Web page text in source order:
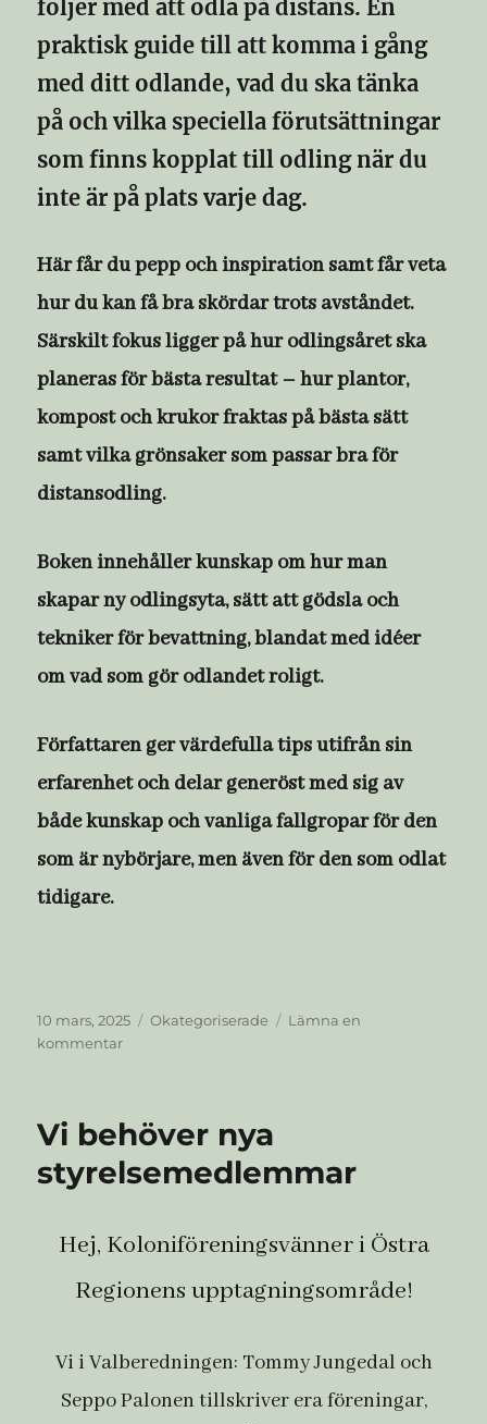
följer med att odla på distans. En
praktisk guide till att komma i gång
med ditt odlande, vad du ska tänka
på och vilka speciella förutsättningar
som finns kopplat till odling när du
inte är på plats varje dag.
Här får du pepp och inspiration samt får veta
hur du kan få bra skördar trots avståndet.
Särskilt fokus ligger på hur odlingsåret ska
planeras för bästa resultat – hur plantor,
kompost och krukor fraktas på bästa sätt
samt vilka grönsaker som passar bra för
distansodling.
Boken innehåller kunskap om hur man
skapar ny odlingsyta, sätt att gödsla och
tekniker för bevattning, blandat med idéer
om vad som gör odlandet roligt.
Författaren ger värdefulla tips utifrån sin
erfarenhet och delar generöst med sig av
både kunskap och vanliga fallgropar för den
som är nybörjare, men även för den som odlat
tidigare.
Publicerat
den
10 mars, 2025 Kategorier
Okategoriserade
Lämna en
kommentartill
:
för
trädgård
du
Vi behöver nya
styrelsemedlemmar
Hej, Koloniföreningsvänner i Östra
Regionens upptagningsområde!
Vi i Valberedningen: Tommy Jungedal och
Seppo Palonen tillskriver era föreningar,